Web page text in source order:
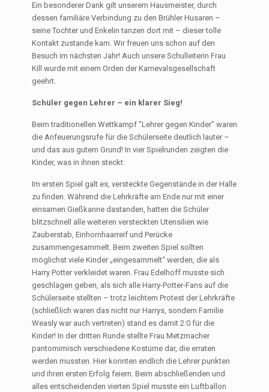
Ein besonderer Dank gilt unserem Hausmeister, durch
dessen familiäre Verbindung zu den Brühler Husaren –
seine Tochter und Enkelin tanzen dort mit – dieser tolle
Kontakt zustande kam. Wir freuen uns schon auf den
Besuch im nächsten Jahr! Auch unsere Schulleiterin Frau
Kill wurde mit einem Orden der Karnevalsgesellschaft
geehrt.
Schüler gegen Lehrer – ein klarer Sieg!
Beim traditionellen Wettkampf "Lehrer gegen Kinder" waren
die Anfeuerungsrufe für die Schülerseite deutlich lauter –
und das aus gutem Grund! In vier Spielrunden zeigten die
Kinder, was in ihnen steckt:
Im ersten Spiel galt es, versteckte Gegenstände in der Halle
zu finden. Während die Lehrkräfte am Ende nur mit einer
einsamen Gießkanne dastanden, hatten die Schüler
blitzschnell alle weiteren versteckten Utensilien wie
Zauberstab, Einhornhaarreif und Perücke
zusammengesammelt. Beim zweiten Spiel sollten
möglichst viele Kinder „eingesammelt“ werden, die als
Harry Potter verkleidet waren. Frau Edelhoff musste sich
geschlagen geben, als sich alle Harry-Potter-Fans auf die
Schülerseite stellten – trotz leichtem Protest der Lehrkräfte
(schließlich waren das nicht nur Harrys, sondern Familie
Weasly war auch vertreten) stand es damit 2:0 für die
Kinder! In der dritten Runde stellte Frau Metzmacher
pantomimisch verschiedene Kostüme dar, die erraten
werden mussten. Hier konnten endlich die Lehrer punkten
und ihren ersten Erfolg feiern. Beim abschließenden und
alles entscheidenden vierten Spiel musste ein Luftballon